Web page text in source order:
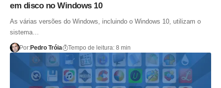
em disco no Windows 10
As várias versões do Windows, incluindo o Windows 10, utilizam o
sistema…
Por:Pedro Tróia Tempo de leitura: 8 min